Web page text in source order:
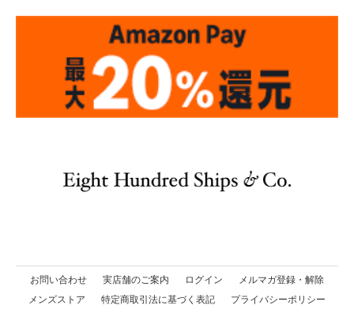
お問い合わせ 実店舗のご案内 ログイン
メルマガ登録・解除
メンズストア
特定商取引法に基づく表記 プライバシーポリシー